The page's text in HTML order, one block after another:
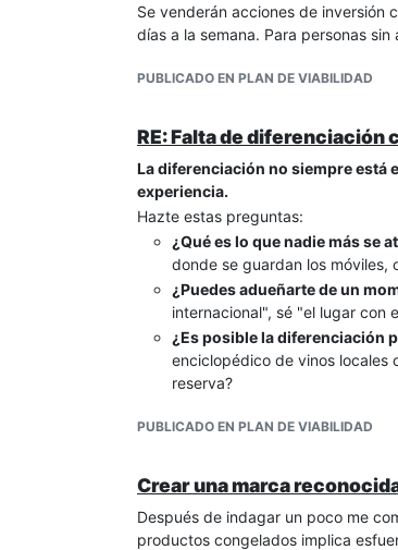
Se venderán acciones de inversión
días a la semana. Para personas
PUBLICADO EN PLAN DE VIABILIDAD
RE: Falta de diferenciación
La diferenciación no siempre está
experiencia.
Hazte estas preguntas:
¿Qué es lo que nadie más se
donde se guardan los móviles,
¿Puedes adueñarte de un
internacional", sé "el lugar con
¿Es posible la diferenciación
enciclopédico de vinos locales
reserva?
PUBLICADO EN PLAN DE VIABILIDAD
Crear una marca
Después de indagar un poco me
productos congelados implica